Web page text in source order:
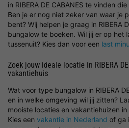
in RIBERA DE CABANES te vinden
Ben je er nog niet zeker van waar je
bent? Wij helpen je graag in RIBERA
bungalow te boeken. Wil jij er op het
tussenuit? Kies dan voor een last
Zoek jouw ideale locatie in RIBERA
vakantiehuis
Wat voor type bungalow in RIBERA
en in welke omgeving wil jij zitten?
mooiste locaties en vakantiehuizen in
Kies een vakantie in Nederland of ga